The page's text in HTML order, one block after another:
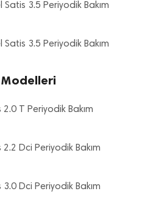
3.5 Periyodik Bakım
3.5 Periyodik Bakım
T Periyodik Bakım
Dci Periyodik Bakım
Dci Periyodik Bakım